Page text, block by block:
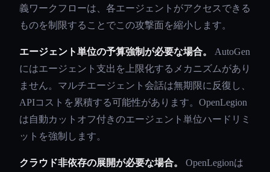
義ワークフローは、各エージェントがアクセスできる
ものを制限することでこの攻撃面を縮小します。
エージェント単位の予算強制が必要な場合。
AutoGen
にはエージェント支出を上限化するメカニズムがあり
ません。マルチエージェント会話は無期限に反復し、
APIコストを累積する可能性があります。OpenLegion
は自動カットオフ付きのエージェント単位ハードリミ
ットを強制します。
クラウド非依存の展開が必要な場合。
OpenLegionは